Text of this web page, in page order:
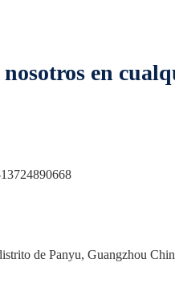
en
de Panyu, Guangzhou